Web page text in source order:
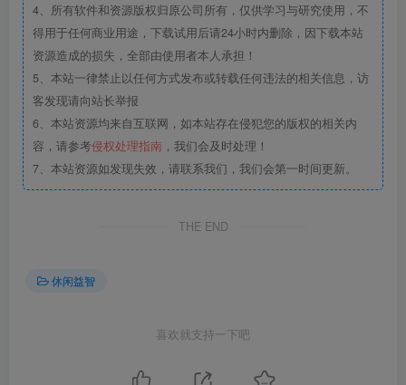
4、所有软件和资源版权归原公司所有，仅供学习与研究使用，不
得用于任何商业用途，下载试用后请24小时内删除，因下载本站
资源造成的损失，全部由使用者本人承担！
5、本站一律禁止以任何方式发布或转载任何违法的相关信息，访
客发现请向站长举报
6、本站资源均来自互联网，如本站存在侵犯您的版权的相关内
容，请参考侵权处理指南 ，我们会及时处理！
7、本站资源如发现失效，请联系我们，我们会第一时间更新。
THE END
休闲益智
喜欢就支持一下吧